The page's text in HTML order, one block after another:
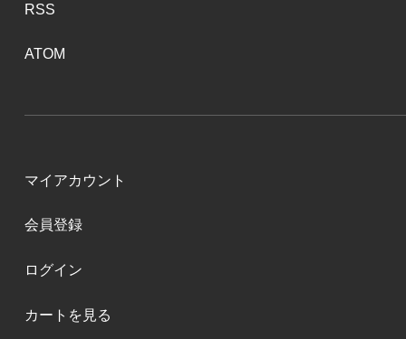
RSS
ATOM
マイアカウント
会員登録
ログイン
カートを見る